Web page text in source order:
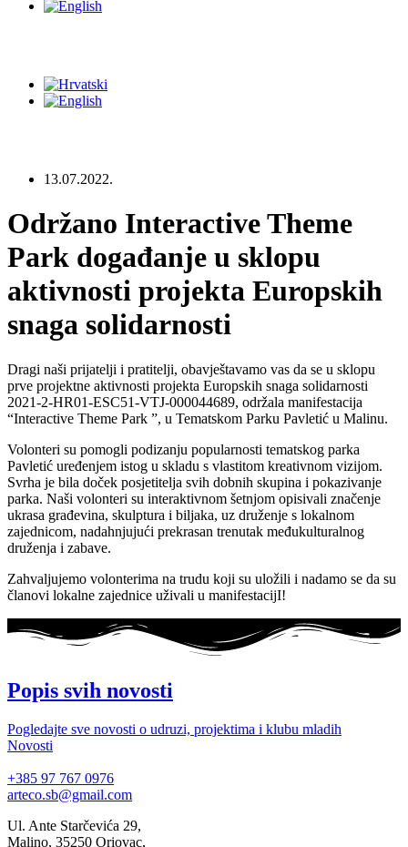
13.07.2022.
Održano Interactive Theme
Park događanje u sklopu
aktivnosti projekta Europskih
snaga solidarnosti
Dragi naši prijatelji i pratitelji, obavještavamo vas da se u sklopu
prve projektne aktivnosti projekta Europskih snaga solidarnosti
2021-2-HR01-ESC51-VTJ-000044689, održala manifestacija
“Interactive Theme Park ”, u Tematskom Parku Pavletić u Malinu.
Volonteri su pomogli podizanju popularnosti tematskog parka
Pavletić uređenjem istog u skladu s vlastitom kreativnom vizijom.
Svrha je bila doček posjetitelja svih dobnih skupina i pokazivanje
parka. Naši volonteri su interaktivnom šetnjom opisivali značenje
ukrasa građevina, skulptura i biljaka, uz druženje s lokalnom
zajednicom, nadahnjujući prekrasan trenutak međukulturalnog
druženja i zabave.
Zahvaljujemo volonterima na trudu koji su uložili i nadamo se da su
članovi lokalne zajednice uživali u manifestacijI!
Popis svih novosti
Pogledajte sve novosti o udruzi, projektima i klubu mladih
Novosti
+385 97 767 0976
arteco.sb@gmail.com
Ul. Ante Starčevića 29,
Malino, 35250 Oriovac,